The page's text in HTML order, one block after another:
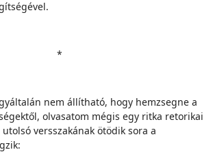
*
nem állítható, hogy hemzsegne a
olvasatom mégis egy ritka retorikai
versszakának ötödik sora a